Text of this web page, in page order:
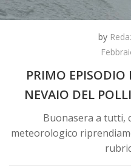
by
PRIMO EPISODIO
NEVAIO DEL
Buonasera a tutti,
meteorologico